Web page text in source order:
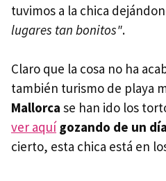
tuvimos a la chica
lugares tan bonitos".
Claro que la cosa no ha
también turismo de playa
Mallorca se han ido los
ver aquí gozando de un
cierto, esta chica está en